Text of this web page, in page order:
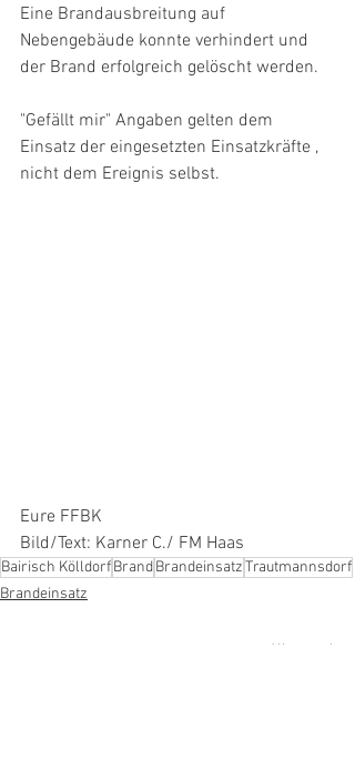
Eine Brandausbreitung auf
Nebengebäude konnte verhindert und
der Brand erfolgreich gelöscht werden.
"Gefällt mir" Angaben gelten dem
Einsatz der eingesetzten Einsatzkräfte ,
nicht dem Ereignis selbst.
Eure FFBK
Bild/Text: Karner C./ FM Haas
Bairisch KölldorfBrandBrandeinsatzTrautmannsdorf
Brandeinsatz
Alle ansehen